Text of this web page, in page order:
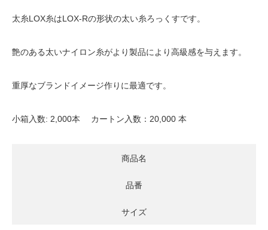
太糸LOX糸はLOX-Rの形状の太い糸ろっくすです。
艶のある太いナイロン糸がより製品により高級感を与えます。
重厚なブランドイメージ作りに最適です。
小箱入数: 2,000本 カートン入数：20,000 本
商品名
品番
サイズ